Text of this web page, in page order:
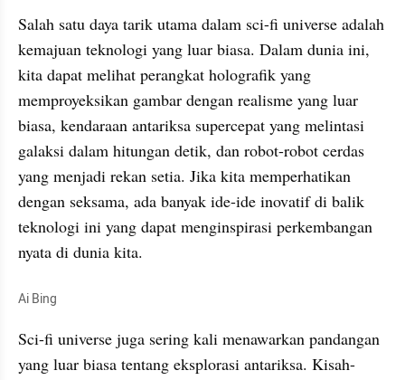
Salah satu daya tarik utama dalam sci-fi universe adalah
kemajuan teknologi yang luar biasa. Dalam dunia ini,
kita dapat melihat perangkat holografik yang
memproyeksikan gambar dengan realisme yang luar
biasa, kendaraan antariksa supercepat yang melintasi
galaksi dalam hitungan detik, dan robot-robot cerdas
yang menjadi rekan setia. Jika kita memperhatikan
dengan seksama, ada banyak ide-ide inovatif di balik
teknologi ini yang dapat menginspirasi perkembangan
nyata di dunia kita.
Ai Bing
Sci-fi universe juga sering kali menawarkan pandangan
yang luar biasa tentang eksplorasi antariksa. Kisah-